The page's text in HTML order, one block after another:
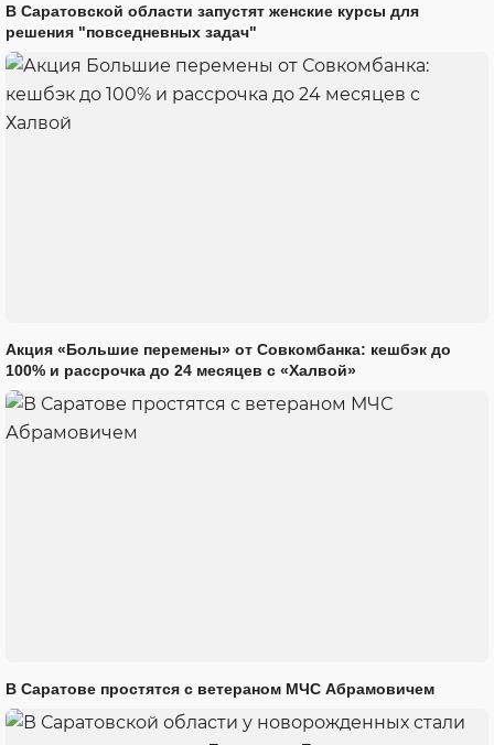
В Саратовской области запустят женские курсы для
решения "повседневных задач"
Акция «Большие перемены» от Совкомбанка: кешбэк до
100% и рассрочка до 24 месяцев с «Халвой»
В Саратове простятся с ветераном МЧС Абрамовичем